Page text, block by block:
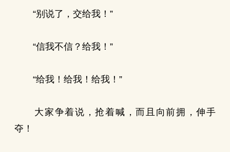
“别说了，交给我！”
“信我不信？给我！”
“给我！给我！给我！”
大家争着说，抢着喊，而且向前拥，伸手
夺！